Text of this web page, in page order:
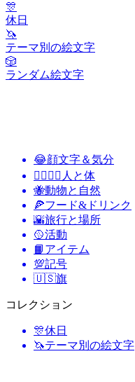
🎊
休日
🦄
テーマ別の絵文字
🎲
ランダム絵文字
😂顔文字＆気分
👩‍❤️‍💋‍👨 人と体
🐝動物と自然
🍕フード&ドリンク
🌇旅行と場所
🥎活動
📙 アイテム
💯記号
🇺🇸旗
コレクション
🎊休日
🦄テーマ別の絵文字